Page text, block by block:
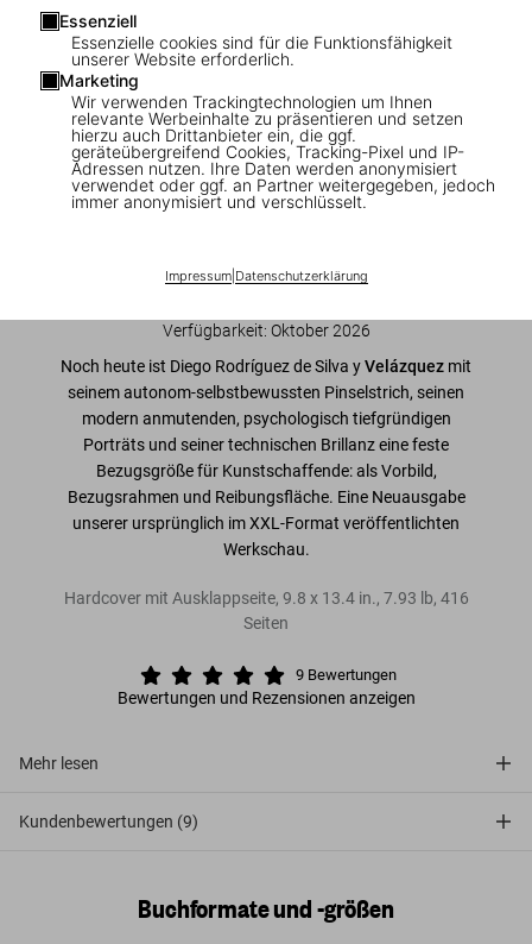
Essenziell
Essenzielle cookies sind für die Funktionsfähigkeit
unserer Website erforderlich.
Marketing
Wir verwenden Trackingtechnologien um Ihnen
relevante Werbeinhalte zu präsentieren und setzen
hierzu auch Drittanbieter ein, die ggf.
geräteübergreifend Cookies, Tracking-Pixel und IP-
Adressen nutzen. Ihre Daten werden anonymisiert
verwendet oder ggf. an Partner weitergegeben, jedoch
immer anonymisiert und verschlüsselt.
Impressum| Datenschutzerklärung
1 /
XL
Velázquez. The Complete Works
US$ 100
Verfügbarkeit: Oktober 2026
Noch heute ist Diego Rodríguez de Silva yVelázquez mit
seinem autonom-selbstbewussten Pinselstrich, seinen
modern anmutenden, psychologisch tiefgründigen
Porträts und seiner technischen Brillanz eine feste
Bezugsgröße für Kunstschaffende: als Vorbild,
Bezugsrahmen und Reibungsfläche. Eine Neuausgabe
unserer ursprünglich im XXL-Format veröffentlichten
Werkschau.
Hardcover mit Ausklappseite, 9.8 x 13.4 in., 7.93 lb, 416
Seiten
9 Bewertungen
Bewertungen und Rezensionen anzeigen
Mehr lesen
Kundenbewertungen (9)
Buchformate und -größen